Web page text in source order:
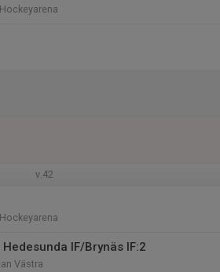
v.42
IF/Brynäs IF:2
Västra